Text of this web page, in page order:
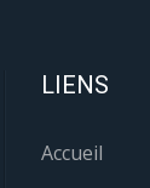
LIENS
Accueil